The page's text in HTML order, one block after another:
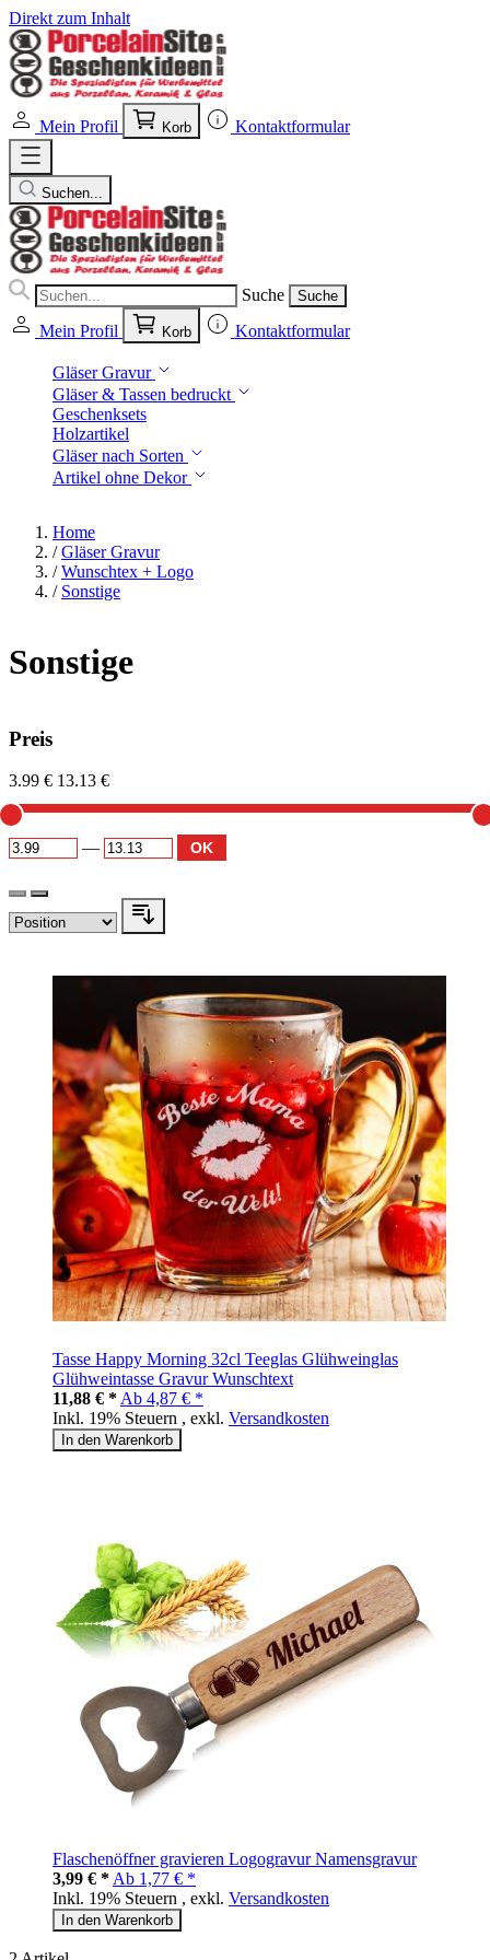
Direkt zum Inhalt
Mein Profil Korb Kontaktformular
Suchen...
Suche Suche
Mein Profil Korb Kontaktformular
Gläser Gravur
Gläser & Tassen bedruckt
Geschenksets
Holzartikel
Gläser nach Sorten
Artikel ohne Dekor
Home
/ Gläser Gravur
/ Wunschtex + Logo
/ Sonstige
Sonstige
Preis
3.99 € 13.13 €
— OK
Tasse Happy Morning 32cl Teeglas Glühweinglas
Glühweintasse Gravur Wunschtext
11,88 € * Ab 4,87 € *
Inkl. 19% Steuern , exkl. Versandkosten
In den Warenkorb
Flaschenöffner gravieren Logogravur Namensgravur
3,99 € * Ab 1,77 € *
Inkl. 19% Steuern , exkl. Versandkosten
In den Warenkorb